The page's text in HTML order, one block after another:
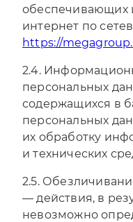
обеспечивающих
интернет по
https://
2.4.
персональных
содержащихся в
персональных
их обработку
и технических
2.5.
— действия, в
невозможно